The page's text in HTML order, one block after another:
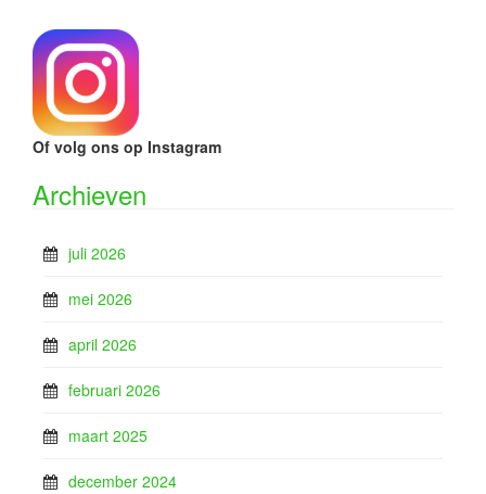
Of volg ons op Instagram
Archieven
juli 2026
mei 2026
april 2026
februari 2026
maart 2025
december 2024